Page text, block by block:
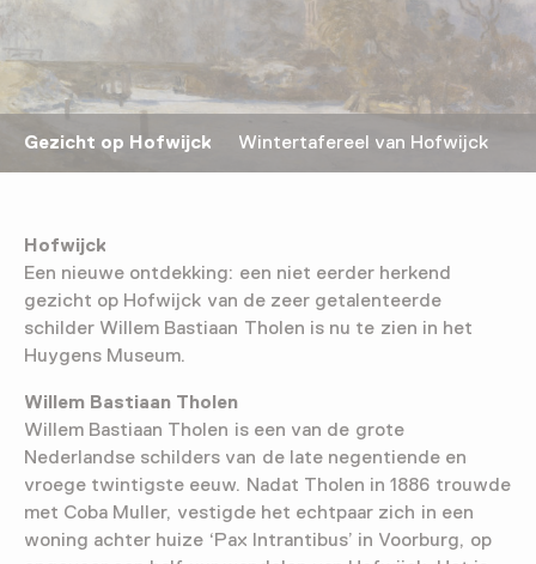
Gezicht op Hofwijck Wintertafereel van Hofwijck
Hofwijck
Een nieuwe ontdekking: een niet eerder herkend
gezicht op Hofwijck van de zeer getalenteerde
schilder Willem Bastiaan Tholen is nu te zien in het
Huygens Museum.
Willem Bastiaan Tholen
Willem Bastiaan Tholen is een van de grote
Nederlandse schilders van de late negentiende en
vroege twintigste eeuw. Nadat Tholen in 1886 trouwde
met Coba Muller, vestigde het echtpaar zich in een
woning achter huize ‘Pax Intrantibus’ in Voorburg, op